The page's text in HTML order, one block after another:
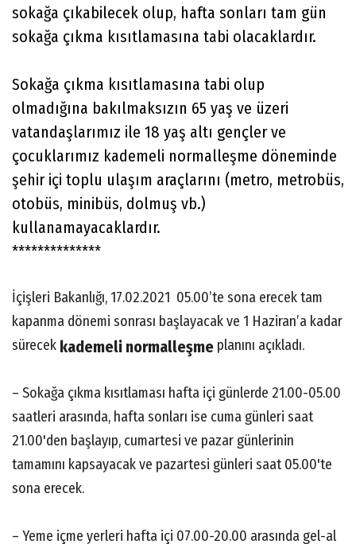
sokağa çıkabilecek olup, hafta sonları tam gün
sokağa çıkma kısıtlamasına tabi olacaklardır.
Sokağa çıkma kısıtlamasına tabi olup
olmadığına bakılmaksızın 65 yaş ve üzeri
vatandaşlarımız ile 18 yaş altı gençler ve
çocuklarımız kademeli normalleşme döneminde
şehir içi toplu ulaşım araçlarını (metro, metrobüs,
otobüs, minibüs, dolmuş vb.)
kullanamayacaklardır.
**************
İçişleri Bakanlığı, 17.02.2021 05.00’te sona erecek tam
kapanma dönemi sonrası başlayacak ve 1 Haziran’a kadar
sürecek kademeli normalleşme planını açıkladı.
– Sokağa çıkma kısıtlaması hafta içi günlerde 21.00-05.00
saatleri arasında, hafta sonları ise cuma günleri saat
21.00'den başlayıp, cumartesi ve pazar günlerinin
tamamını kapsayacak ve pazartesi günleri saat 05.00'te
sona erecek.
– Yeme içme yerleri hafta içi 07.00-20.00 arasında gel-al